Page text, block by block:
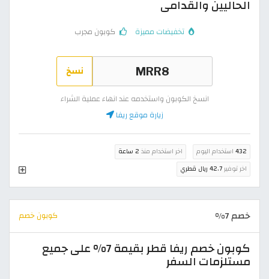
الحاليين والقدامى
تخفيضات مميزة كوبون مجرب
نسخ
انسخ الكوبون واستخدمه عند انهاء عملية الشراء
زيارة موقع ريفا
432 استخدام اليوم اخر استخدام منذ 2 ساعة
اخر توفير42.7 ريال قطري
خصم 7% كوبون خصم
كوبون خصم ريفا قطر بقيمة 7% على جميع
مستلزمات السفر